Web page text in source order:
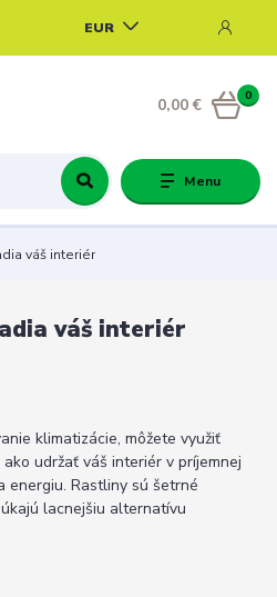
Menu
EUR
0
0,00 €
váš interiér
váš interiér
klimatizácie, môžete využiť
udržať váš interiér v príjemnej
energiu. Rastliny sú šetrné
lacnejšiu alternatívu